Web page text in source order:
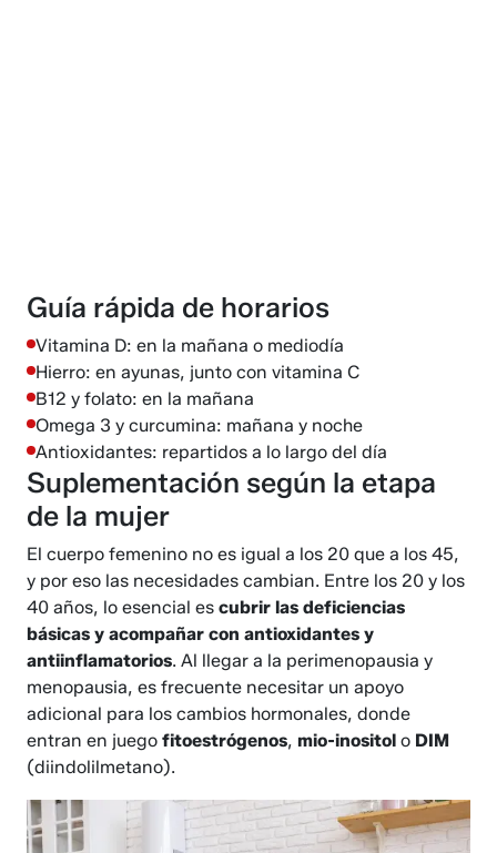
Guía rápida de horarios
Vitamina D: en la mañana o mediodía
Hierro: en ayunas, junto con vitamina C
B12 y folato: en la mañana
Omega 3 y curcumina: mañana y noche
Antioxidantes: repartidos a lo largo del día
Suplementación según la etapa
de la mujer
El cuerpo femenino no es igual a los 20 que a los 45,
y por eso las necesidades cambian. Entre los 20 y los
40 años, lo esencial escubrir las deficiencias
básicas y acompañar con antioxidantes y
antiinflamatorios. Al llegar a la perimenopausia y
menopausia, es frecuente necesitar un apoyo
adicional para los cambios hormonales, donde
entran en juegofitoestrógenos,mio-inositol o DIM
(diindolilmetano).